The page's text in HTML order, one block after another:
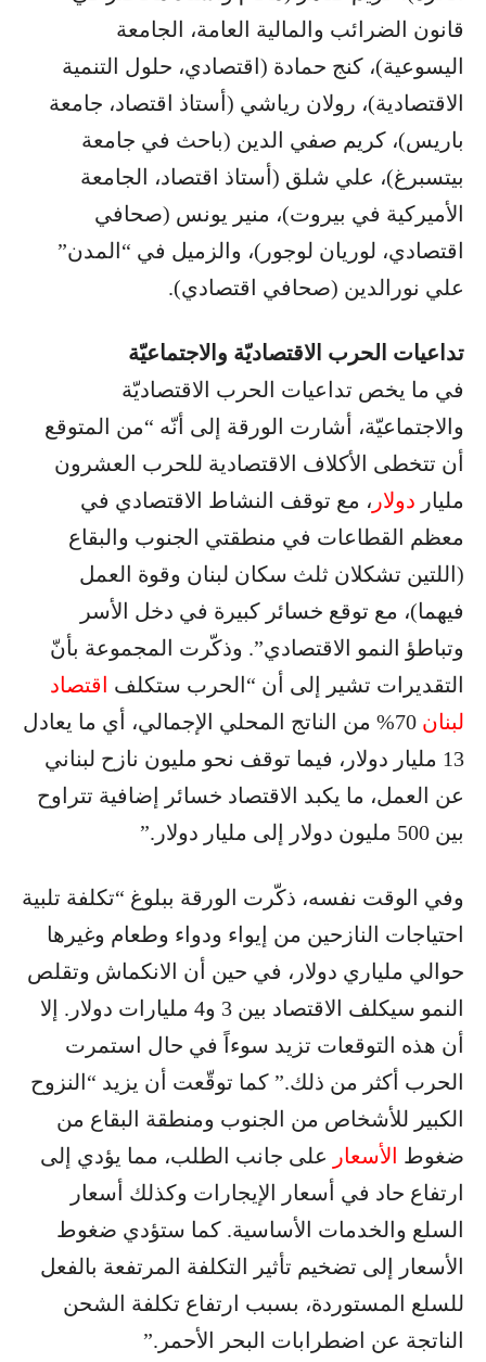
قانون الضرائب والمالية العامة، الجامعة
اليسوعية)، كنج حمادة (اقتصادي، حلول التنمية
الاقتصادية)، رولان رياشي (أستاذ اقتصاد، جامعة
باريس)، كريم صفي الدين (باحث في جامعة
بيتسبرغ)، علي شلق (أستاذ اقتصاد، الجامعة
الأميركية في بيروت)، منير يونس (صحافي
اقتصادي، لوريان لوجور)، والزميل في “المدن”
علي نورالدين (صحافي اقتصادي).
تداعيات الحرب الاقتصاديّة والاجتماعيّة
في ما يخص تداعيات الحرب الاقتصاديّة
والاجتماعيّة، أشارت الورقة إلى أنّه “من المتوقع
أن تتخطى الأكلاف الاقتصادية للحرب العشرون
مليار دولار ، مع توقف النشاط الاقتصادي في
معظم القطاعات في منطقتي الجنوب والبقاع
(اللتين تشكلان ثلث سكان لبنان وقوة العمل
فيهما)، مع توقع خسائر كبيرة في دخل الأسر
وتباطؤ النمو الاقتصادي”. وذكّرت المجموعة بأنّ
التقديرات تشير إلى أن “الحرب ستكلف اقتصاد
لبنان
70% من الناتج المحلي الإجمالي، أي ما يعادل
13 مليار دولار، فيما توقف نحو مليون نازح لبناني
عن العمل، ما يكبد الاقتصاد خسائر إضافية تتراوح
بين 500 مليون دولار إلى مليار دولار.”
وفي الوقت نفسه، ذكّرت الورقة ببلوغ “تكلفة تلبية
احتياجات النازحين من إيواء ودواء وطعام وغيرها
حوالي ملياري دولار، في حين أن الانكماش وتقلص
النمو سيكلف الاقتصاد بين 3 و4 مليارات دولار. إلا
أن هذه التوقعات تزيد سوءاً في حال استمرت
الحرب أكثر من ذلك.” كما توقّعت أن يزيد “النزوح
الكبير للأشخاص من الجنوب ومنطقة البقاع من
ضغوط الأسعار على جانب الطلب، مما يؤدي إلى
ارتفاع حاد في أسعار الإيجارات وكذلك أسعار
السلع والخدمات الأساسية. كما ستؤدي ضغوط
الأسعار إلى تضخيم تأثير التكلفة المرتفعة بالفعل
للسلع المستوردة، بسبب ارتفاع تكلفة الشحن
الناتجة عن اضطرابات البحر الأحمر.”